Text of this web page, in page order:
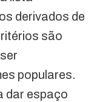
derivados de
são
populares.
dar espaço